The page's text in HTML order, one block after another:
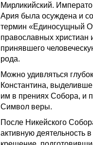
Мирликийский.
Ария была осуждена и
термин «Единосущный
православных христиан
принявшего
рода.
Можно удивляться
Константина,
им в прениях Собора, и
Символ веры.
После Никейского
активную деятельность